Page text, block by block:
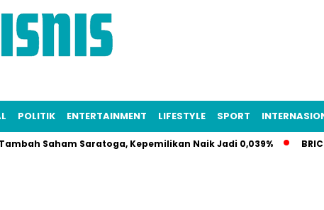
POLITIK ENTERTAINMENT LIFESTYLE SPORT
Saratoga, Kepemilikan Naik Jadi 0,039% BRICS